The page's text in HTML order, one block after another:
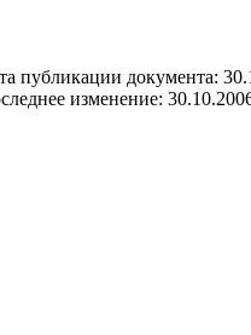
публикации документа:
изменение: